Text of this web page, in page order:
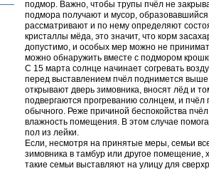
подмор. Важно, чтобы трупы пчёл не
подмора получают и мусор,
рассматривают и по нему определяют
кристаллы мёда, это значит, что корм
допустимо, и особых мер можно не
можно обнаружить вместе с подмором
С 15 марта солнце начинает согревать
перед выставлением пчёл поднимется
открывают дверь зимовника, вносят лёд и
подвергаются прогреванию солнцем, и
обычного. Реже причиной беспокойства
влажность помещения. В этом случае
пол из лейки.
Если, несмотря на принятые меры, семьи
зимовника в тамбур или другое
такие семьи выставляют на улицу для